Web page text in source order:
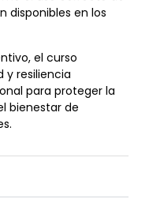
disponibles en los
el curso
y resiliencia
para proteger la
bienestar de